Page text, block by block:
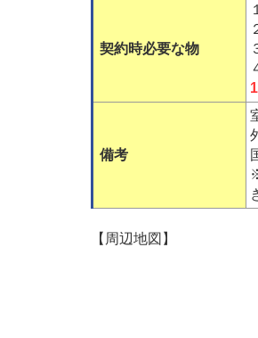
契約時必要な物
備考
【周辺地図】